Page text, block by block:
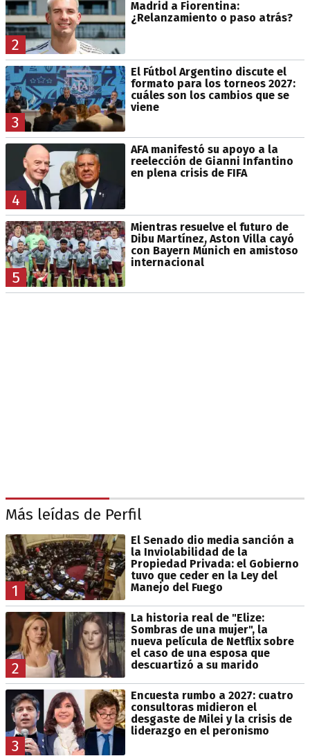
2
Madrid a Fiorentina:
¿Relanzamiento o paso atrás?
3
El Fútbol Argentino discute el
formato para los torneos 2027:
cuáles son los cambios que se
viene
4
AFA manifestó su apoyo a la
reelección de Gianni Infantino
en plena crisis de FIFA
5
Mientras resuelve el futuro de
Dibu Martínez, Aston Villa cayó
con Bayern Múnich en amistoso
internacional
Más leídas de Perfil
1
El Senado dio media sanción a
la Inviolabilidad de la
Propiedad Privada: el Gobierno
tuvo que ceder en la Ley del
Manejo del Fuego
2
La historia real de "Elize:
Sombras de una mujer", la
nueva película de Netflix sobre
el caso de una esposa que
descuartizó a su marido
3
Encuesta rumbo a 2027: cuatro
consultoras midieron el
desgaste de Milei y la crisis de
liderazgo en el peronismo